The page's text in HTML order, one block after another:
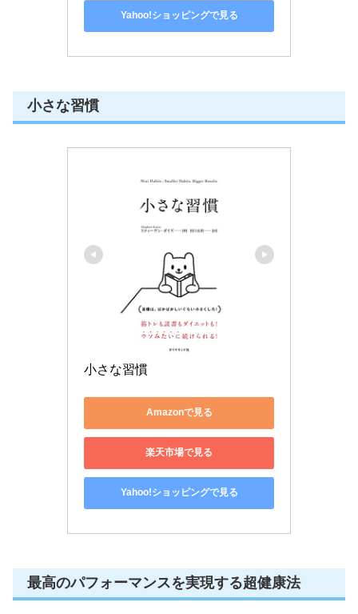
Yahoo!ショッピングで見る
小さな習慣
小さな習慣
Amazonで見る
楽天市場で見る
Yahoo!ショッピングで見る
最高のパフォーマンスを実現する超健康法